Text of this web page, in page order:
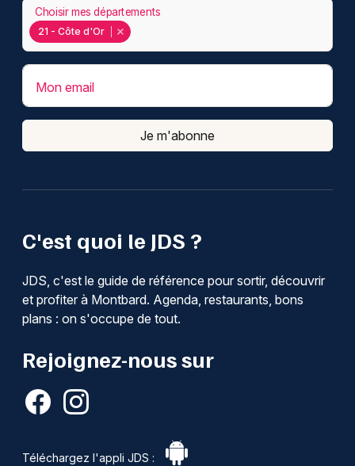
C'est quoi le JDS ?
JDS, c'est le guide de référence pour sortir, découvrir
et profiter à Montbard. Agenda, restaurants, bons
plans : on s'occupe de tout.
Rejoignez-nous sur
Téléchargez l'appli JDS :
21 - Côte d'Or
Choisir mes départements
Mon email
Je m'abonne